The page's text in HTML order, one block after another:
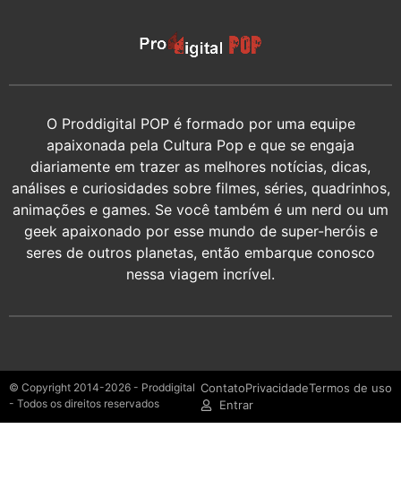
O Proddigital POP é formado por uma equipe
apaixonada pela Cultura Pop e que se engaja
diariamente em trazer as melhores notícias, dicas,
análises e curiosidades sobre filmes, séries, quadrinhos,
animações e games. Se você também é um nerd ou um
geek apaixonado por esse mundo de super-heróis e
seres de outros planetas, então embarque conosco
nessa viagem incrível.
© Copyright 2014-2026 - Proddigital
- Todos os direitos reservados
ContatoPrivacidadeTermos de uso
Entrar